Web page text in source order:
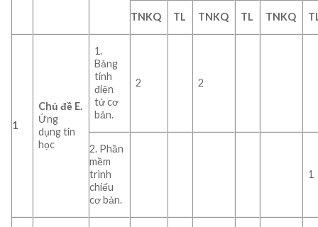
TNKQ TL TNKQ TL TNKQ
1
Chủ đề E.
Ứng
dụng tin
học
1.
Bảng
tính
điện
tử cơ
bản.
2 2
2. Phần
mềm
trình
chiếu
cơ bản.
1